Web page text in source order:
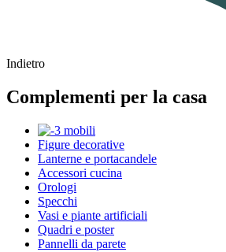
Indietro
Complementi per la casa
Figure decorative
Lanterne e portacandele
Accessori cucina
Orologi
Specchi
Vasi e piante artificiali
Quadri e poster
Pannelli da parete